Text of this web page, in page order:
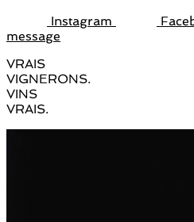
Instagram
message
VRAIS
VIGNERONS.
VINS
VRAIS.